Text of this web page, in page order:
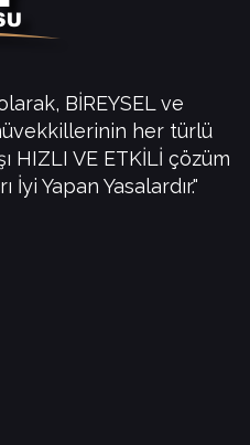
BİREYSEL ve
her türlü
HIZLI VE ETKİLİ çözüm
İyi Yapan Yasalardır."